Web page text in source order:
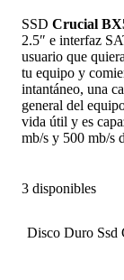
SSD Crucial
2.5″ e interfaz
usuario que
tu equipo y
intantáneo, una
general del
vida útil y es
mb/s y 500 mb/s
3 disponibles
Disco Duro Ssd